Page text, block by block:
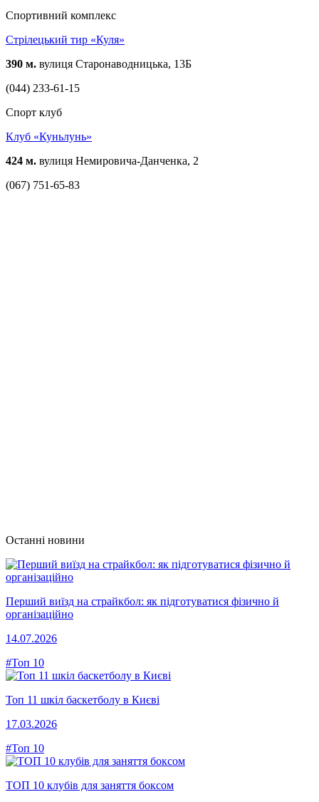
Спортивний комплекс
Стрілецький тир «Куля»
390 м. вулиця Старонаводницька, 13Б
(044) 233-61-15
Спорт клуб
Клуб «Куньлунь»
424 м. вулиця Немировича-Данченка, 2
(067) 751-65-83
Останні новини
Перший виїзд на страйкбол: як підготуватися фізично й
організаційно
14.07.2026
#Топ 10
Топ 11 шкіл баскетболу в Києві
17.03.2026
#Топ 10
ТОП 10 клубів для заняття боксом